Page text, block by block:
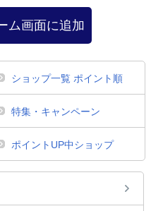
ム画面に追加
ショップ一覧 ポイント順
特集・キャンペーン
ポイントUP中ショップ